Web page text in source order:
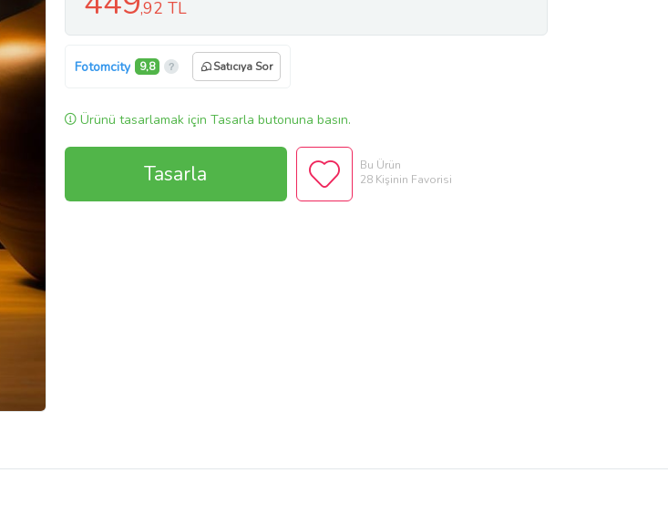
,92 TL
Fotomcity 9,8 Satıcıya Sor
Ürünü tasarlamak için Tasarla butonuna basın.
Tasarla
Bu Ürün
28 Kişinin Favorisi